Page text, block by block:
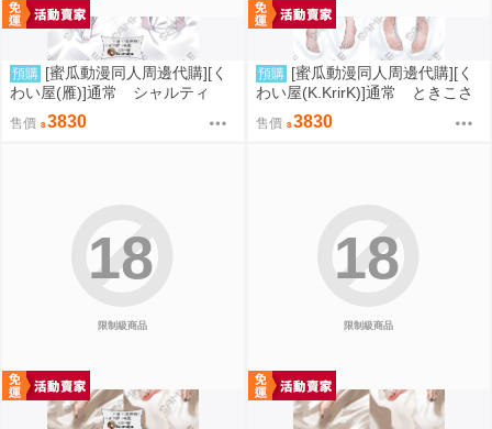
預購 [蜜瓜動漫同人周邊代購][く
わい屋(雁)]通常 シャルティ
ア (雁)抱き枕カバー(OVERLO
RD)(抱枕套)(同人周邊)
售價 3830
預購 [蜜瓜動漫同人周邊代購][く
わい屋(K.KrirK)]通常 ときこさ
ん (K.KrirK)抱き枕カバー(FG
O)(抱枕套)(同人周邊)
售價 3830
限制級商品
18
限制級商品
18